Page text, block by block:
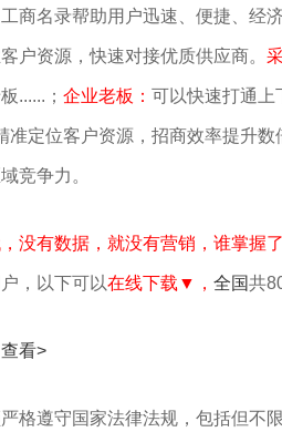
商名录帮助用户迅速、便捷、经
户资源，快速对接优质供应商。
......； 企业老板： 可以快速打通上
准定位客户资源，招商效率提升数
竞争力。
没有数据，就没有营销，谁掌握
，以下可以在线下载▼， 全国共
查看>
格遵守国家法律法规，包括但不